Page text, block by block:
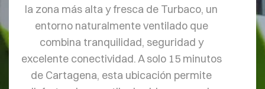
la zona más alta y fresca de Turbaco, un
entorno naturalmente ventilado que
combina tranquilidad, seguridad y
excelente conectividad. A solo 15 minutos
de Cartagena, esta ubicación permite